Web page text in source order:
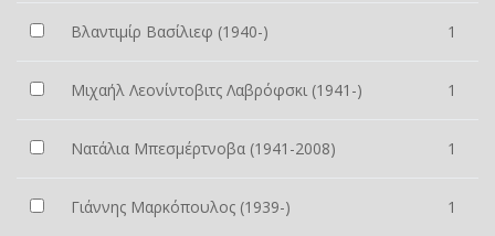
Βλαντιμίρ Βασίλιεφ (1940-) 1
Μιχαήλ Λεονίντοβιτς Λαβρόφσκι (1941-) 1
Νατάλια Μπεσμέρτνοβα (1941-2008) 1
Γιάννης Μαρκόπουλος (1939-) 1